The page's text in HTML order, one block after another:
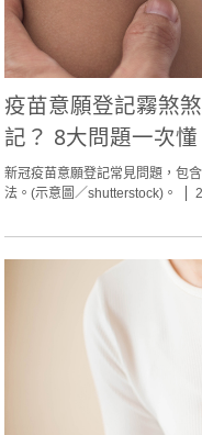
疫苗意願登記霧煞
記？ 8大問題一次懂
新冠疫苗意願登記常見問題，包
法。(示意圖／shutterstock)。